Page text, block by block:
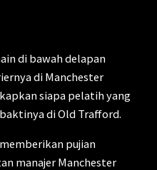
di bawah delapan
di Manchester
siapa pelatih yang
di Old Trafford.
pujian
manajer Manchester